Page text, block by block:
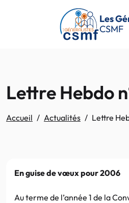
Passer au contenu principal
Les
CSMF
Lettre Hebdo
Accueil Actualités Lettre
En guise de vœux pour 2006
Au terme de l’année 1 de la